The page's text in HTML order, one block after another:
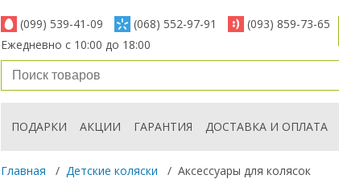
(099) 539-41-09 (068) 552-97-91
(093) 859-73-65
Ежедневно с 10:00 до 18:00
ПОДАРКИ АКЦИИ ГАРАНТИЯ ДОСТАВКА И ОПЛАТА
Главная / Детские коляски / Аксессуары для колясок